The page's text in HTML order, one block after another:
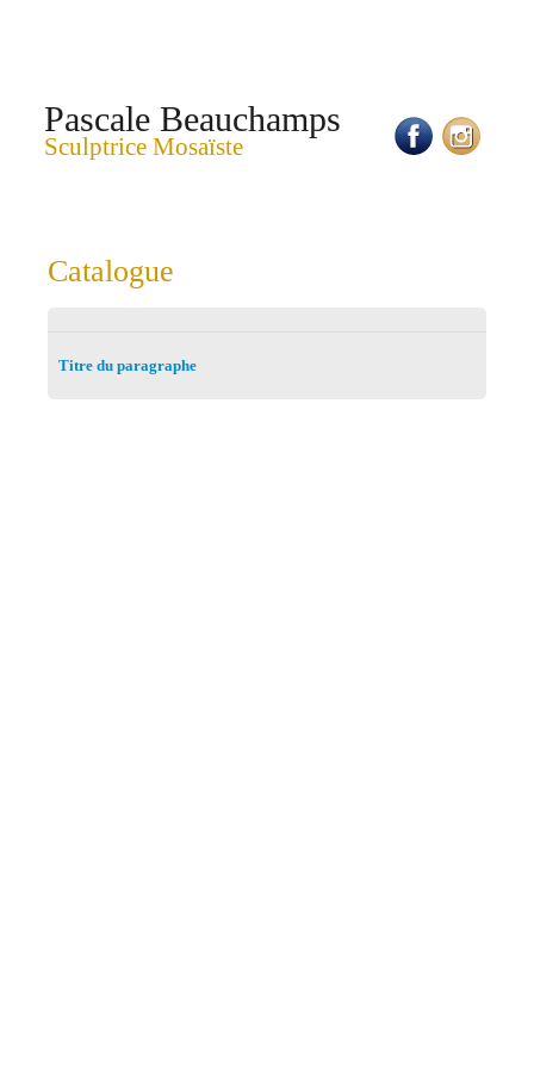
Pascale Beauchamps
Sculptrice Mosaïste
Catalogue
Titre du paragraphe